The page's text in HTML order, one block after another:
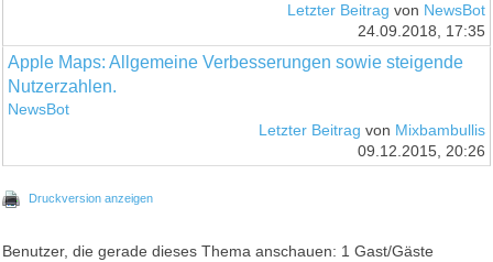
Letzter Beitrag von NewsBot
24.09.2018, 17:35
Apple Maps: Allgemeine Verbesserungen sowie steigende
Nutzerzahlen.
NewsBot
Letzter Beitrag von Mixbambullis
09.12.2015, 20:26
Druckversion anzeigen
Benutzer, die gerade dieses Thema anschauen: 1 Gast/Gäste